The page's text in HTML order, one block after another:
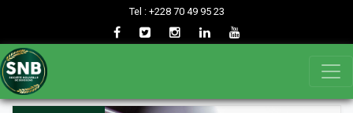
Tel : +228 70 49 95 23